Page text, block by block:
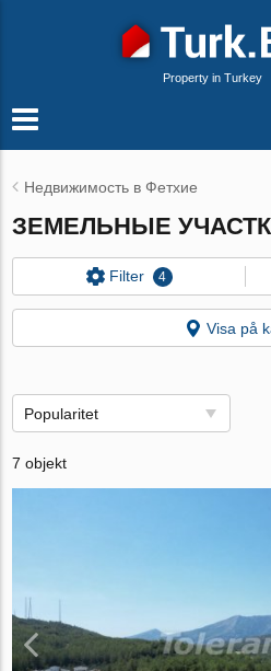
Property in Turkey
Недвижимость в Фетхие
ЗЕМЕЛЬНЫЕ
Filter 4
Visa på
Popularitet
7 objekt